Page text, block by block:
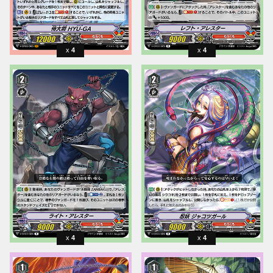
4 4
4 4